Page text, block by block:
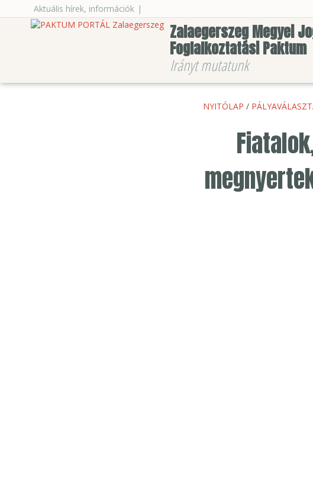
Aktuális hírek, információk |
Zalaegerszeg Megyei
Foglalkoztatási Paktum
Irányt mutatunk
NYITÓLAP /